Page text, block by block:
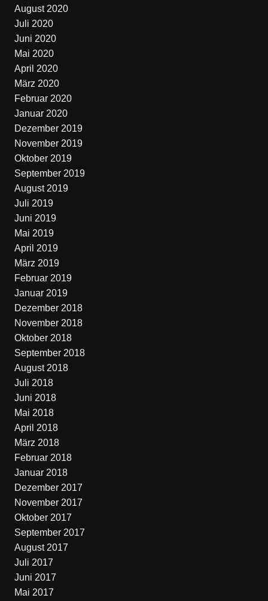
August 2020
Juli 2020
Juni 2020
Mai 2020
April 2020
März 2020
Februar 2020
Januar 2020
Dezember 2019
November 2019
Oktober 2019
September 2019
August 2019
Juli 2019
Juni 2019
Mai 2019
April 2019
März 2019
Februar 2019
Januar 2019
Dezember 2018
November 2018
Oktober 2018
September 2018
August 2018
Juli 2018
Juni 2018
Mai 2018
April 2018
März 2018
Februar 2018
Januar 2018
Dezember 2017
November 2017
Oktober 2017
September 2017
August 2017
Juli 2017
Juni 2017
Mai 2017